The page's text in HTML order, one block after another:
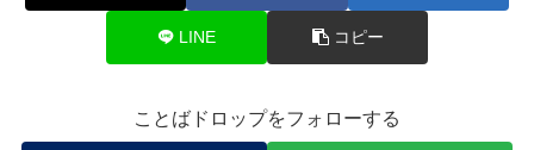
LINE コピー
ことばドロップをフォローする